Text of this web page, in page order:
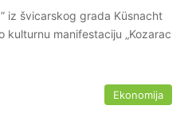
iz švicarskog grada Küsnacht
kulturnu manifestaciju „Kozarac
Ekonomija